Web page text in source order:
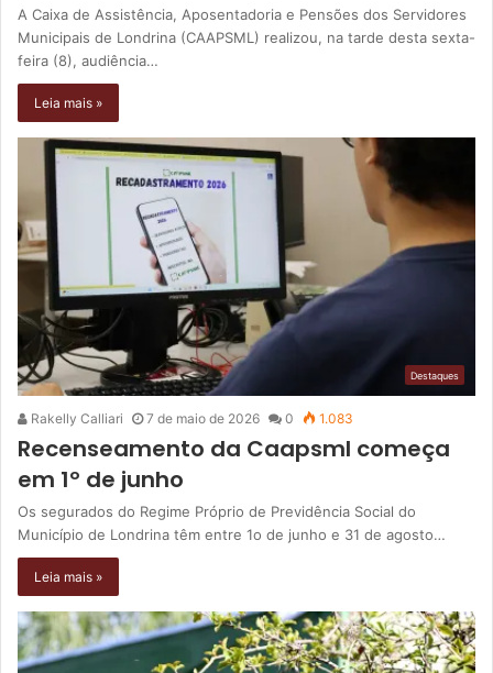
A Caixa de Assistência, Aposentadoria e Pensões dos Servidores
Municipais de Londrina (CAAPSML) realizou, na tarde desta sexta-
feira (8), audiência…
Leia mais »
Destaques
Rakelly Calliari 7 de maio de 2026 0 1.083
Recenseamento da Caapsml começa
em 1º de junho
Os segurados do Regime Próprio de Previdência Social do
Município de Londrina têm entre 1o de junho e 31 de agosto…
Leia mais »